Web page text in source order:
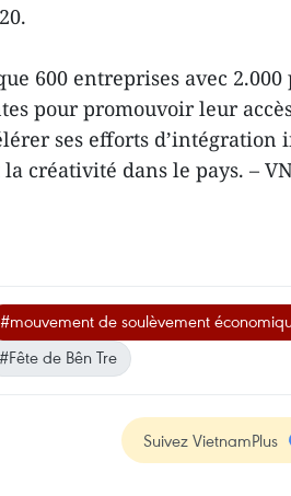
600 entreprises avec 2.000
pour promouvoir leur
ses efforts
créativité dans le pays. –
#mouvement de soulèvement
#Fête de Bên Tre
Suivez VietnamPlus